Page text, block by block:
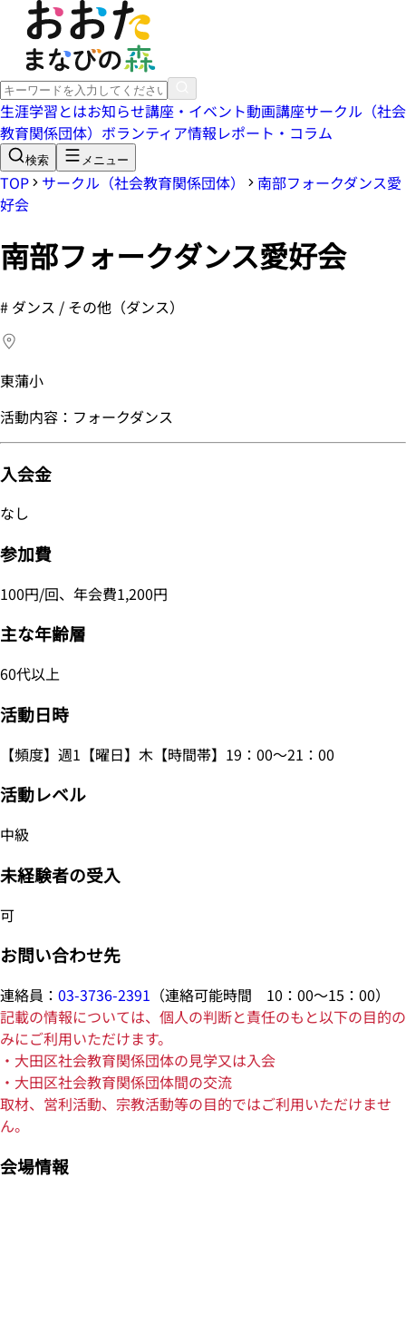
生涯学習とはお知らせ講座・イベント動画講座サークル（社会
教育関係団体） ボランティア情報レポート・コラム
検索 メニュー
TOP サークル（社会教育関係団体）
南部フォークダンス愛
好会
南部フォークダンス愛好会
# ダンス / その他（ダンス）
東蒲小
活動内容：フォークダンス
入会金
なし
参加費
100円/回、年会費1,200円
主な年齢層
60代以上
活動日時
【頻度】週1【曜日】木【時間帯】19：00～21：00
活動レベル
中級
未経験者の受入
可
お問い合わせ先
連絡員： 03-3736-2391 （連絡可能時間 10：00～15：00）
記載の情報については、個人の判断と責任のもと以下の目的の
みにご利用いただけます。
・大田区社会教育関係団体の見学又は入会
・大田区社会教育関係団体間の交流
取材、営利活動、宗教活動等の目的ではご利用いただけませ
ん。
会場情報